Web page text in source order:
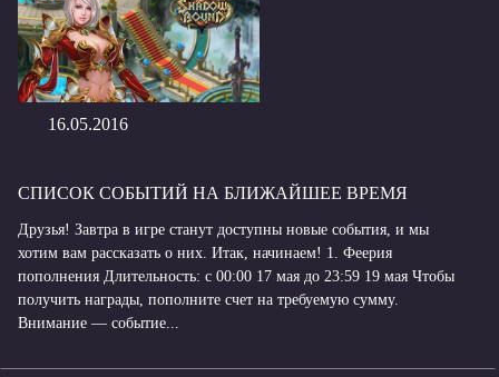
16.05.2016
СПИСОК СОБЫТИЙ НА БЛИЖАЙШЕЕ ВРЕМЯ
Друзья! Завтра в игре станут доступны новые события, и мы
хотим вам рассказать о них. Итак, начинаем! 1. Феерия
пополнения Длительность: с 00:00 17 мая до 23:59 19 мая Чтобы
получить награды, пополните счет на требуемую сумму.
Внимание — событие...